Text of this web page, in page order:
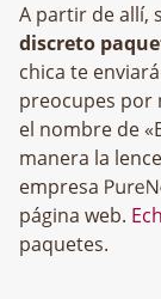
A partir de allí,
discreto
chica te
preocupes por
el nombre de
manera la
empresa
página web.
paquetes.